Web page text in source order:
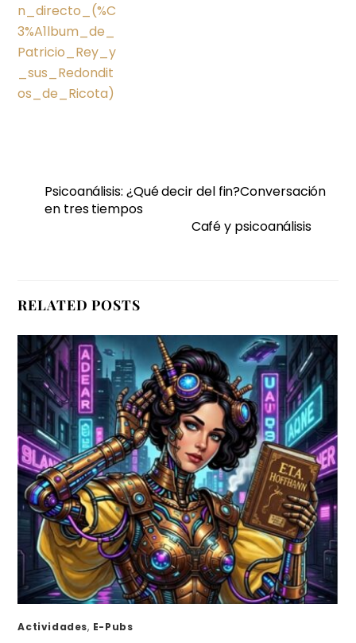
n_directo_(%C
3%A1lbum_de_
Patricio_Rey_y
_sus_Redondit
os_de_Ricota)
Psicoanálisis: ¿Qué decir del fin?Conversación
en tres tiempos
Café y psicoanálisis
RELATED POSTS
Actividades, E-Pubs